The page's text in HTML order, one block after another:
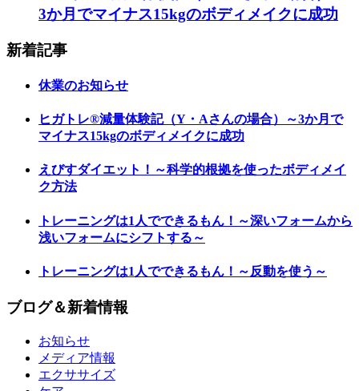
3か月でマイナス15kgのボディメイクに成功
新着記事
休業のお知らせ
ヒガトレ®減量体験記（Y・Aさんの場合）～3か月で
マイナス15kgのボディメイクに成功
えびすダイエット！～科学的根拠を使ったボディメイ
ク方法
トレーニングは1人でできるもん！～深いフォームから
浅いフォームにシフトする～
トレーニングは1人でできるもん！～反動を使う～
ブログ＆新着情報
お知らせ
メディア情報
エクササイズ